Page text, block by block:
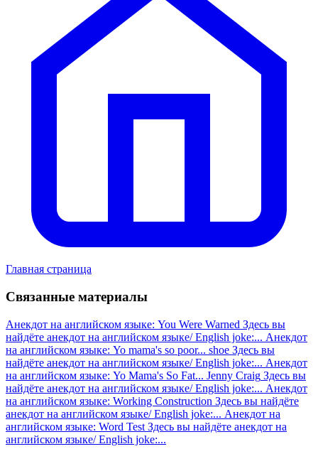
Главная страница
Связанные материалы
Анекдот на английском языке: You Were Warned Здесь вы
найдёте анекдот на английском языке/ English joke:... Анекдот
на английском языке: Yo mama's so poor... shoe Здесь вы
найдёте анекдот на английском языке/ English joke:... Анекдот
на английском языке: Yo Mama's So Fat... Jenny Craig Здесь вы
найдёте анекдот на английском языке/ English joke:... Анекдот
на английском языке: Working Construction Здесь вы найдёте
анекдот на английском языке/ English joke:... Анекдот на
английском языке: Word Test Здесь вы найдёте анекдот на
английском языке/ English joke:...